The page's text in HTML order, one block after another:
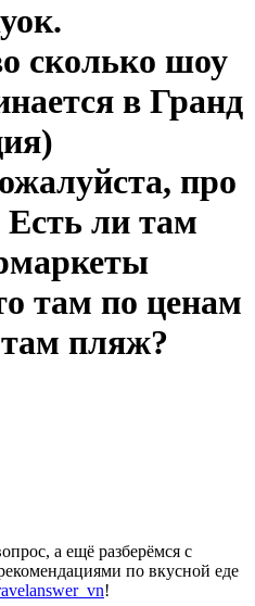
сколько шоу
в Гранд
про
ли там
там по ценам
пляж?
а ещё разберёмся с
по вкусной еде
!